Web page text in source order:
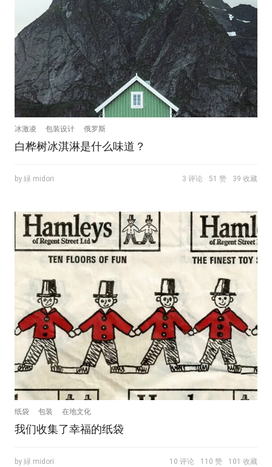
冰激凌 包装设计 俄罗斯
白桦树冰淇淋是什么味道？
by 緑 midori 3 评论 51 赞 39 收藏
纸袋 包装 在地文化
我们收集了幸福的纸袋
by 緑 midori 10 评论 110 赞 101 收藏